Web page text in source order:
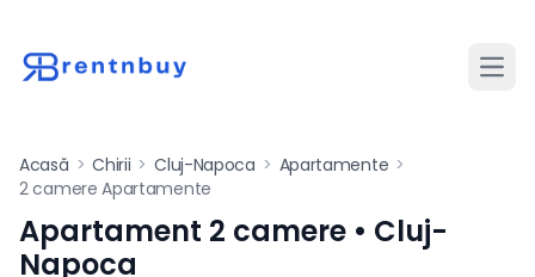
Acasă > Chirii > Cluj-Napoca > Apartamente >
2 camere Apartamente
Apartament 2 camere • Cluj-
Napoca